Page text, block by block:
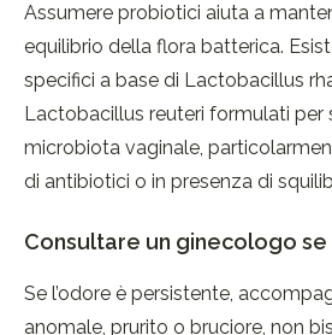
Assumere probiotici aiuta a
equilibrio della flora batterica.
specifici a base di Lactobacillus
Lactobacillus reuteri formulati per
microbiota vaginale,
di antibiotici o in presenza di
Consultare un ginecologo se
Se l’odore è persistente,
anomale, prurito o bruciore, non